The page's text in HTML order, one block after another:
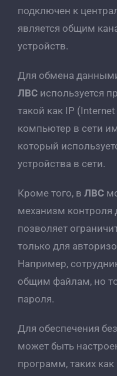
подключен к
является общим
устройств.
Для обмена
ЛВСиспользуется
такой как IP
компьютер в сети
который
устройства в сети.
Кроме того, в ЛВС
механизм контроля
позволяет
только для
Например,
общим файлам, но
пароля.
Для обеспечения
может быть
программ, таких